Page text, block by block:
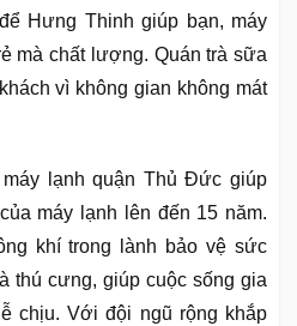
Hưng Thinh giúp bạn, máy
mà chất lượng. Quán trà sữa
vì không gian không mát
lạnh quận Thủ Đức giúp
máy lạnh lên đến 15 năm.
khí trong lành bảo vệ sức
thú cưng, giúp cuộc sống gia
chịu. Với đội ngũ rộng khắp